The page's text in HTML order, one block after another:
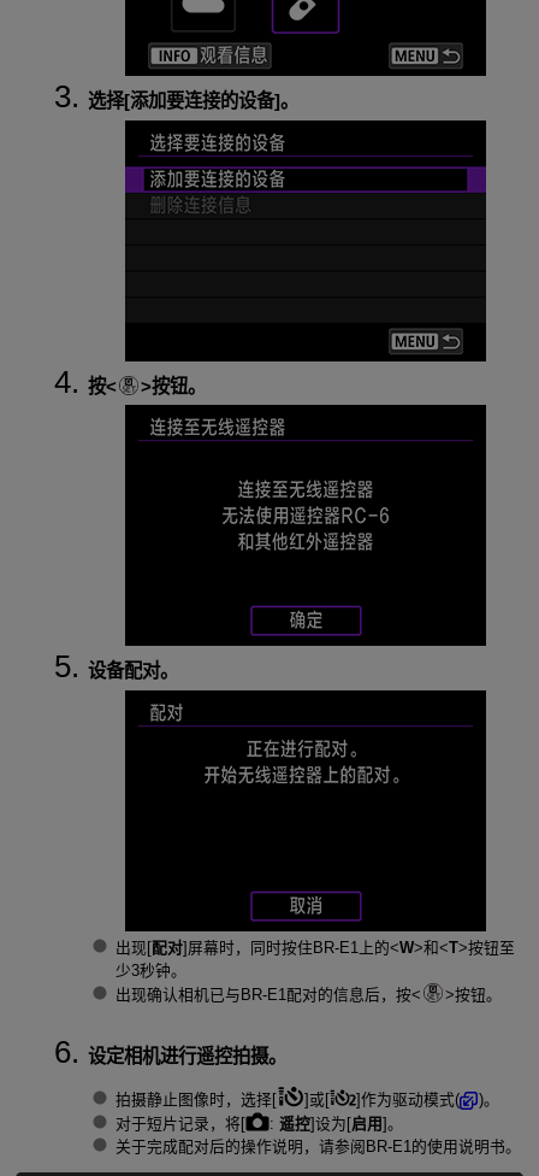
选择[添加要连接的设备]。
按 按钮。
设备配对。
出现[配对]屏幕时，同时按住BR-E1 上的 W 和 T 按钮至
少3秒钟。
出现确认相机已与BR-E1配对的信息后，按 按钮。
设定相机进行遥控拍摄。
拍摄静止图像时，选择[ ]或[ ]作为驱动模式(
)。
对于短片记录，将[
: 遥控]设为[启用]。
关于完成配对后的操作说明，请参阅 BR-E1的使用说明书。